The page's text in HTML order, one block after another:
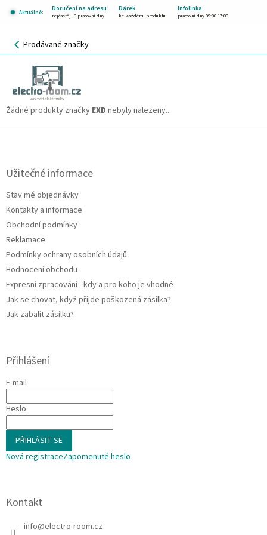
Aktuálně:
Doručení na adresu Dárek Infolinka
nejčastěji 3 pracovní dny ke každému produktu pracovní dny 09:00-17:00
NÁKUPNÍ
KOŠÍK
Prodávané značky
Žádné produkty značky EXD nebyly nalezeny...
Z
Užitečné informace
Stav mé objednávky
Kontakty a informace
Obchodní podmínky
Reklamace
Podmínky ochrany osobních údajů
Hodnocení obchodu
Expresní zpracování - kdy a pro koho je vhodné
Jak se chovat, když přijde poškozená zásilka?
Jak zabalit zásilku?
Přihlášení
E-mail
Heslo
PŘIHLÁSIT SE
Nová registraceZapomenuté heslo
Kontakt
info@electro-room.cz